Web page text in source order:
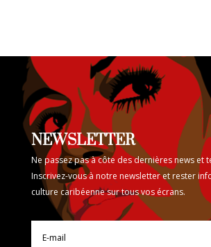
NEWSLETTER
Ne passez pas à côte des dernières news et
Inscrivez-vous à notre newsletter et rester
culture caribéenne sur tous vos écrans.